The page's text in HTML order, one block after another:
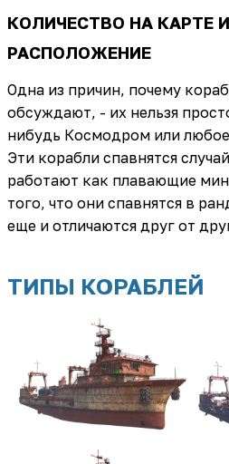
КОЛИЧЕСТВО НА КАРТЕ
РАСПОЛОЖЕНИЕ
Одна из причин, почему
обсуждают, - их нельзя
нибудь Космодром или
Эти корабли спавнятся
работают как плавающие
того, что они спавнятся в
еще и отличаются друг от
ТИПЫ КОРАБЛЕЙ